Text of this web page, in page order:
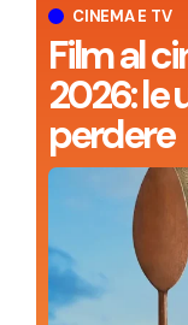
CINEMA E TV
Film al
2026: le
perdere